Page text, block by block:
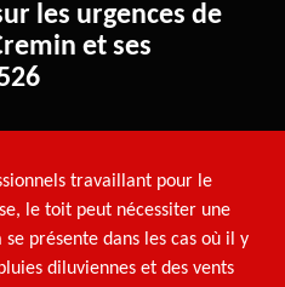
les urgences de
et ses
travaillant pour le
le toit peut nécessiter une
présente dans les cas où il y
diluviennes et des vents